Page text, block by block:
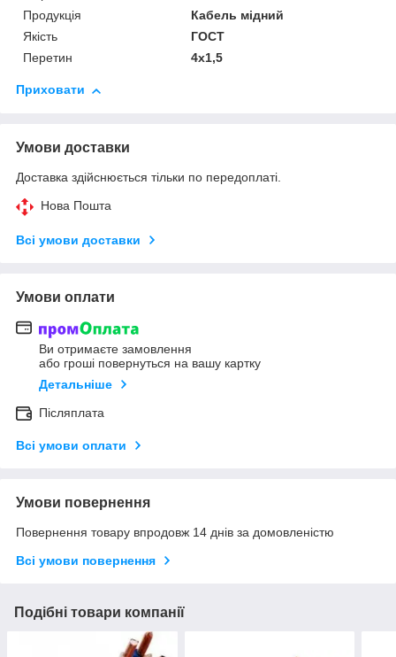
Продукція
Кабель мідний
Якість
ГОСТ
Перетин
4х1,5
Приховати
Умови доставки
Доставка здійснюється тільки по передоплаті.
Нова Пошта
Всі умови доставки
Умови оплати
Ви отримаєте замовлення
або гроші повернуться на вашу картку
Детальніше
Післяплата
Всі умови оплати
Умови повернення
Повернення товару впродовж 14 днів за домовленістю
Всі умови повернення
Подібні товари компанії